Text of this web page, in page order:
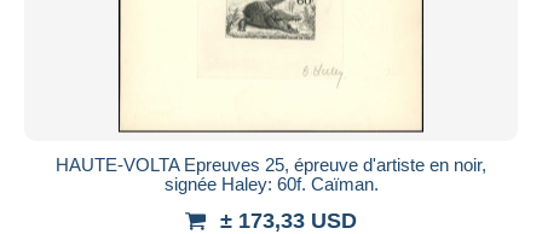
HAUTE-VOLTA Epreuves 25, épreuve d'artiste en noir,
signée Haley: 60f. Caïman.
± 173,33 USD